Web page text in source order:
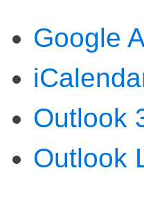
Google
Outlook
Outlook